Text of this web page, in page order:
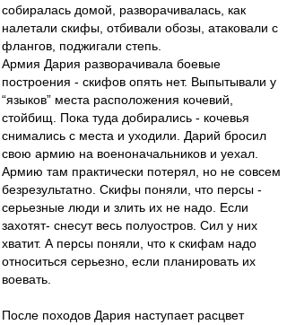
собиралась домой, разворачивалась, как
налетали скифы, отбивали обозы, атаковали с
флангов, поджигали степь.
Армия Дария разворачивала боевые
построения - скифов опять нет. Выпытывали у
“языков” места расположения кочевий,
стойбищ. Пока туда добирались - кочевья
снимались с места и уходили. Дарий бросил
свою армию на военоначальников и уехал.
Армию там практически потерял, но не совсем
безрезультатно. Скифы поняли, что персы -
серьезные люди и злить их не надо. Если
захотят- снесут весь полуостров. Сил у них
хватит. А персы поняли, что к скифам надо
относиться серьезно, если планировать их
воевать.
После походов Дария наступает расцвет